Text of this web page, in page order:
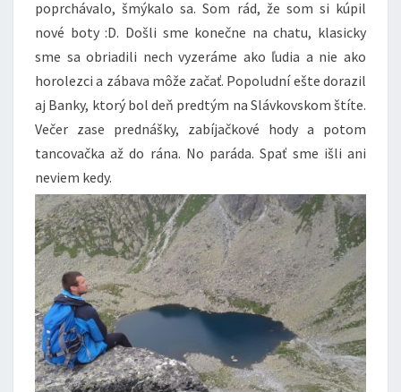
poprchávalo, šmýkalo sa. Som rád, že som si kúpil
nové boty :D. Došli sme konečne na chatu, klasicky
sme sa obriadili nech vyzeráme ako ľudia a nie ako
horolezci a zábava môže začať. Popoludní ešte dorazil
aj Banky, ktorý bol deň predtým na Slávkovskom štíte.
Večer zase prednášky, zabíjačkové hody a potom
tancovačka až do rána. No paráda. Spať sme išli ani
neviem kedy.